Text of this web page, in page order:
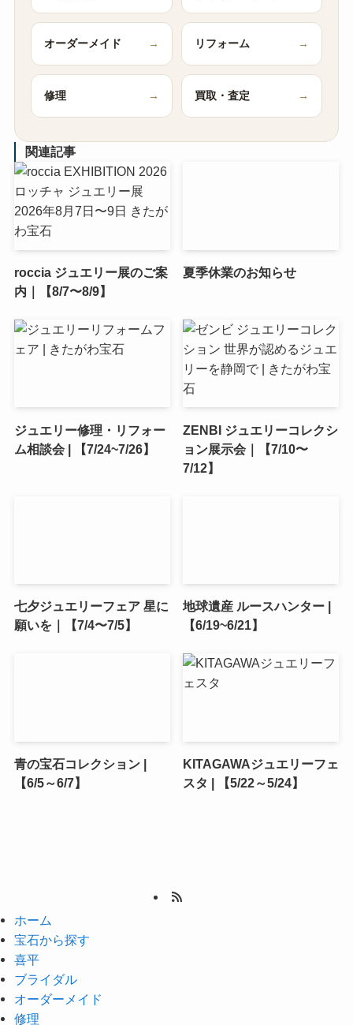
オーダーメイド → リフォーム →
修理 → 買取・査定 →
関連記事
roccia ジュエリー展のご案
内｜【8/7〜8/9】
夏季休業のお知らせ
ジュエリー修理・リフォー
ム相談会 | 【7/24~7/26】
ZENBI ジュエリーコレクシ
ョン展示会｜【7/10〜
7/12】
七夕ジュエリーフェア 星に
願いを｜【7/4〜7/5】
地球遺産 ルースハンター |
【6/19~6/21】
青の宝石コレクション |
【6/5～6/7】
KITAGAWAジュエリーフェ
スタ | 【5/22～5/24】
ホーム
宝石から探す
喜平
ブライダル
オーダーメイド
修理